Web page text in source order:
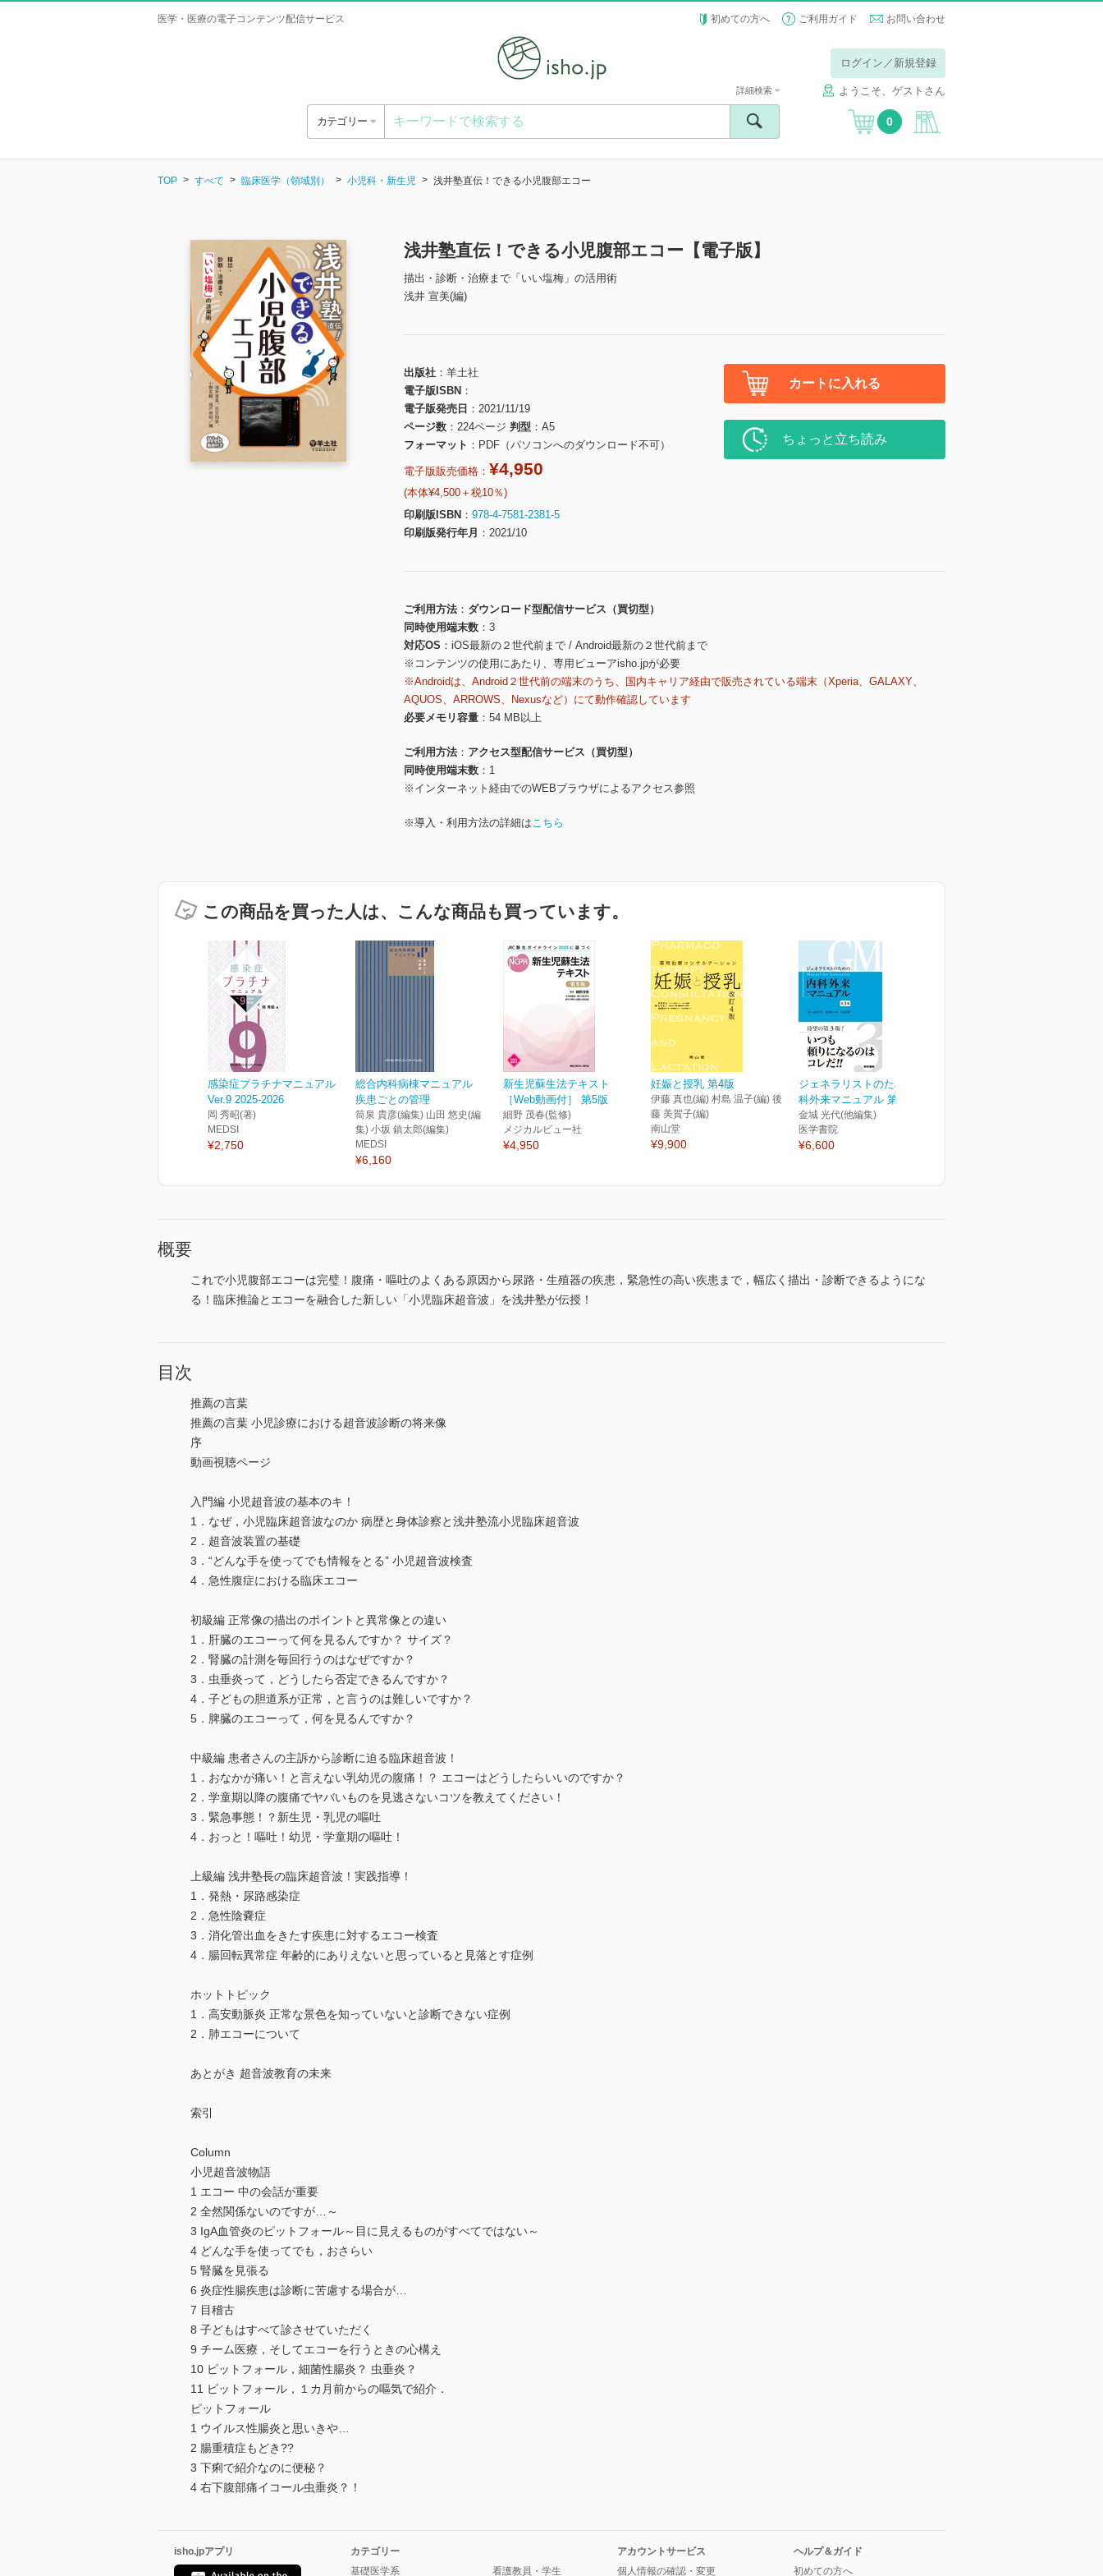
医学・医療の電子コンテンツ配信サービス 初めての方へ ご利用ガイド お問い合わせ
ログイン／新規登録
ようこそ、ゲストさん
カテゴリー
詳細検索
0
TOP すべて 臨床医学（領域別） 小児科・新生児 浅井塾直伝！できる小児腹部エコー
浅井塾直伝！できる小児腹部エコー【電子版】
描出・診断・治療まで「いい塩梅」の活用術
浅井 宣美(編)
出版社
羊土社
電子版ISBN
電子版発売日
2021/11/19
ページ数
224ページ 判型
A5
フォーマット
PDF（パソコンへのダウンロード不可）
電子版販売価格： ¥4,950
(本体¥4,500＋税10％)
印刷版ISBN
978-4-7581-2381-5
印刷版発行年月
2021/10
カートに入れる
ちょっと立ち読み
ご利用方法
ダウンロード型配信サービス（買切型）
同時使用端末数
3
対応OS
iOS最新の２世代前まで / Android最新の２世代前まで
※コンテンツの使用にあたり、専用ビューアisho.jpが必要
※Androidは、Android２世代前の端末のうち、国内キャリア経由で販売されている端末（Xperia、GALAXY、
AQUOS、ARROWS、Nexusなど）にて動作確認しています
必要メモリ容量
54 MB以上
ご利用方法
アクセス型配信サービス（買切型）
同時使用端末数
1
※インターネット経由でのWEBブラウザによるアクセス参照
※導入・利用方法の詳細はこちら
この商品を買った人は、こんな商品も買っています。
感染症プラチナマニュアル
Ver.9 2025-2026
岡 秀昭(著)
MEDSI
¥2,750
総合内科病棟マニュアル
疾患ごとの管理
筒泉 貴彦(編集) 山田 悠史(編
集) 小坂 鎮太郎(編集)
MEDSI
¥6,160
新生児蘇生法テキスト
［Web動画付］ 第5版
細野 茂春(監修)
メジカルビュー社
¥4,950
妊娠と授乳 第4版
伊藤 真也(編) 村島 温子(編) 後
藤 美賀子(編)
南山堂
¥9,900
ジェネラリストのための内
科外来マニュアル 第3版
金城 光代(他編集)
医学書院
¥6,600
概要
これで小児腹部エコーは完璧！腹痛・嘔吐のよくある原因から尿路・生殖器の疾患，緊急性の高い疾患まで，幅広く描出・診断できるようにな
る！臨床推論とエコーを融合した新しい「小児臨床超音波」を浅井塾が伝授！
目次
推薦の言葉
推薦の言葉 小児診療における超音波診断の将来像
序
動画視聴ページ
入門編 小児超音波の基本のキ！
1．なぜ，小児臨床超音波なのか 病歴と身体診察と浅井塾流小児臨床超音波
2．超音波装置の基礎
3．“どんな手を使ってでも情報をとる” 小児超音波検査
4．急性腹症における臨床エコー
初級編 正常像の描出のポイントと異常像との違い
1．肝臓のエコーって何を見るんですか？ サイズ？
2．腎臓の計測を毎回行うのはなぜですか？
3．虫垂炎って，どうしたら否定できるんですか？
4．子どもの胆道系が正常，と言うのは難しいですか？
5．脾臓のエコーって，何を見るんですか？
中級編 患者さんの主訴から診断に迫る臨床超音波！
1．おなかが痛い！と言えない乳幼児の腹痛！？ エコーはどうしたらいいのですか？
2．学童期以降の腹痛でヤバいものを見逃さないコツを教えてください！
3．緊急事態！？新生児・乳児の嘔吐
4．おっと！嘔吐！幼児・学童期の嘔吐！
上級編 浅井塾長の臨床超音波！実践指導！
1．発熱・尿路感染症
2．急性陰嚢症
3．消化管出血をきたす疾患に対するエコー検査
4．腸回転異常症 年齢的にありえないと思っていると見落とす症例
ホットトピック
1．高安動脈炎 正常な景色を知っていないと診断できない症例
2．肺エコーについて
あとがき 超音波教育の未来
索引
Column
小児超音波物語
1 エコー 中の会話が重要
2 全然関係ないのですが…～
3 IgA血管炎のピットフォール～目に見えるものがすべてではない～
4 どんな手を使ってでも，おさらい
5 腎臓を見張る
6 炎症性腸疾患は診断に苦慮する場合が…
7 目稽古
8 子どもはすべて診させていただく
9 チーム医療，そしてエコーを行うときの心構え
10 ピットフォール，細菌性腸炎？ 虫垂炎？
11 ピットフォール，１カ月前からの嘔気で紹介．
ピットフォール
1 ウイルス性腸炎と思いきや…
2 腸重積症もどき??
3 下痢で紹介なのに便秘？
4 右下腹部痛イコール虫垂炎？！
isho.jpアプリ
カテゴリー
基礎医学系
看護教員・学生
アカウントサービス
個人情報の確認・変更
ヘルプ＆ガイド
初めての方へ